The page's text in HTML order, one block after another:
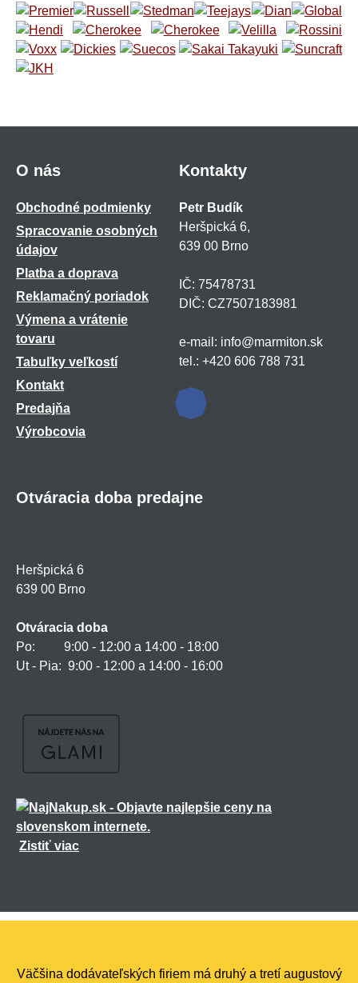
O nás
Obchodné podmienky
Spracovanie osobných
údajov
Platba a doprava
Reklamačný poriadok
Výmena a vrátenie
tovaru
Tabuľky veľkostí
Kontakt
Predajňa
Výrobcovia
Kontakty
Petr Budík
Heršpická 6,
639 00 Brno
IČ: 75478731
DIČ: CZ7507183981
e-mail: info@marmiton.sk
tel.: +420 606 788 731
Otváracia doba predajne
Heršpická 6
639 00 Brno
Otváracia doba
Po: 9:00 - 12:00 a 14:00 - 18:00
Ut - Pia: 9:00 - 12:00 a 14:00 - 16:00
Zistiť viac
realizácia Shean.cz
Väčšina dodávateľských firiem má druhý a tretí augustový